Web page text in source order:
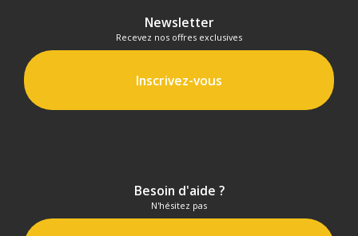
Newsletter
Recevez nos offres exclusives
Inscrivez-vous
Besoin d'aide ?
N'hésitez pas